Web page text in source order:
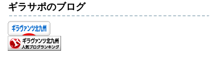
ギラサポのブログ